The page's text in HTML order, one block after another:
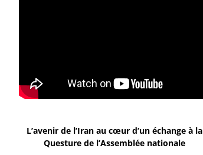
L’avenir de l’Iran au cœur d’un échange à la
Questure de l’Assemblée nationale